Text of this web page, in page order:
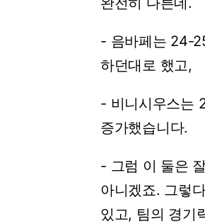
- 음바페는 24-
하던대로 했고,
- 비니시우스는
증가했습니다.
- 그럼 이 둘은
아니겠죠. 그렇
있고, 팀의 경기